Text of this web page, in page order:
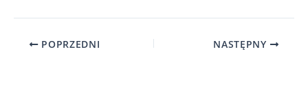
POPRZEDNI NASTĘPNY